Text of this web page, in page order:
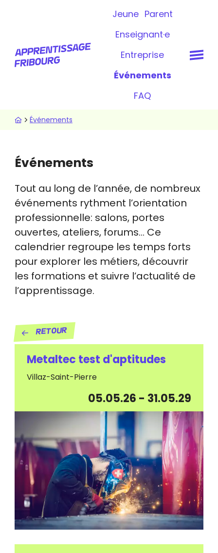
TopbarJeune Parent
Enseignant·e
Entreprise
Événements
FAQ
Fil
Événements
Événements
Tout au long de l’année, de nombreux
événements rythment l’orientation
professionnelle: salons, portes
ouvertes, ateliers, forums… Ce
calendrier regroupe les temps forts
pour explorer les métiers, découvrir
les formations et suivre l’actualité de
l’apprentissage.
Retour
Metaltec test d'aptitudes
Villaz-Saint-Pierre
05.05.26 - 31.05.29